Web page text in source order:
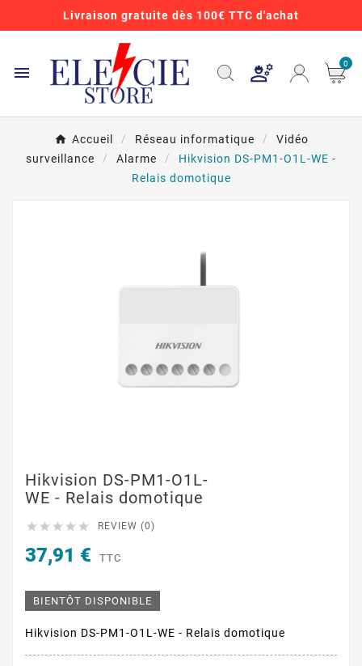
Livraison gratuite dès 100€ TTC d'achat
 0
Accueil Réseau informatique
Vidéo
surveillance
Alarme
Hikvision DS-PM1-O1L-WE -
Relais domotique
Hikvision DS-PM1-O1L-
WE - Relais domotique
     REVIEW (0)
37,91 € TTC
BIENTÔT DISPONIBLE
Hikvision DS-PM1-O1L-WE - Relais domotique